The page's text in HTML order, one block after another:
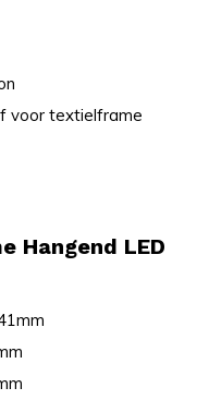
voor textielframe
Hangend LED